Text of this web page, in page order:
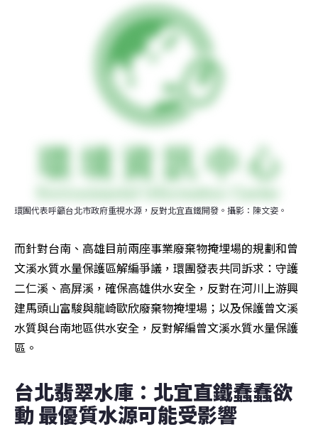
環團代表呼籲台北市政府重視水源，反對北宜直鐵開發。攝影：陳文姿。
而針對台南、高雄目前兩座事業廢棄物掩埋場的規劃和曾
文溪水質水量保護區解編爭議，環團發表共同訴求：守護
二仁溪、高屏溪，確保高雄供水安全，反對在河川上游興
建馬頭山富駿與龍崎歐欣廢棄物掩埋場；以及保護曾文溪
水質與台南地區供水安全，反對解編曾文溪水質水量保護
區。
台北翡翠水庫：北宜直鐵蠢蠢欲
動 最優質水源可能受影響